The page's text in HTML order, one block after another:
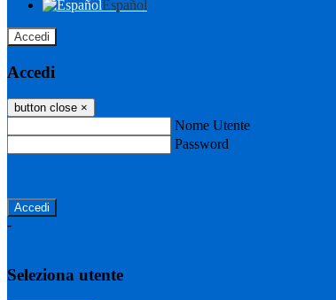
Español
Accedi
Accedi
button close ×
Nome Utente
Password
-
Seleziona utente